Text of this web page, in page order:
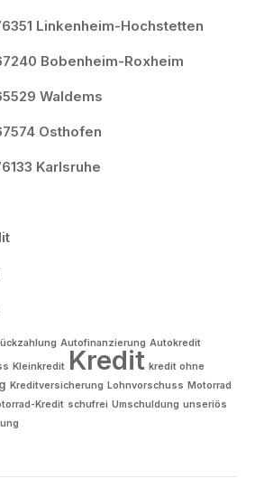
Linkenheim-Hochstetten
Bobenheim-Roxheim
Waldems
Osthofen
Karlsruhe
Autofinanzierung Autokredit
Kleinkredit Kredit kredit ohne
Kreditversicherung Lohnvorschuss Motorrad
Kredit schufrei Umschuldung unseriös